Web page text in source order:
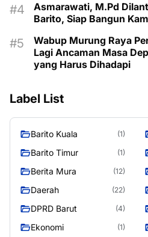
Asmarawati, M.Pd
Barito, Siap Bangun
Wabup Murung Raya
Lagi Ancaman Masa
yang Harus Dihadapi
Label List
Barito Kuala (1)
Barito Timur (1)
Berita Mura (12)
Daerah (22)
DPRD Barut (4)
Ekonomi (1)